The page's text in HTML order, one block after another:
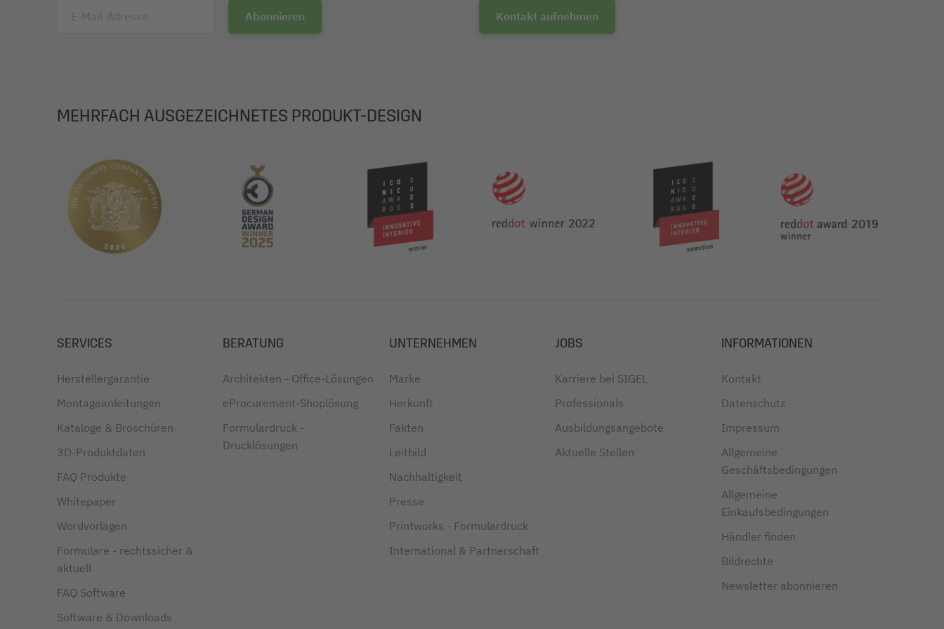
E-Mail-Adresse Kontakt aufnehmen
MEHRFACH AUSGEZEICHNETES PRODUKT-DESIGN
SERVICES
Herstellergarantie
Montageanleitungen
Kataloge & Broschüren
3D-Produktdaten
FAQ Produkte
Whitepaper
Wordvorlagen
Formulare - rechtssicher &
aktuell
FAQ Software
Software & Downloads
BERATUNG
Architekten - Office-Lösungen
eProcurement-Shoplösung
Formulardruck -
Drucklösungen
UNTERNEHMEN
Marke
Herkunft
Fakten
Leitbild
Nachhaltigkeit
Presse
Printworks - Formulardruck
International & Partnerschaft
JOBS
Karriere bei SIGEL
Professionals
Ausbildungsangebote
Aktuelle Stellen
INFORMATIONEN
Kontakt
Datenschutz
Impressum
Allgemeine
Geschäftsbedingungen
Allgemeine
Einkaufsbedingungen
Händler finden
Bildrechte
Newsletter abonnieren